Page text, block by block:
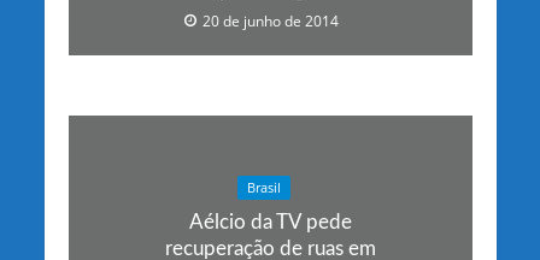
20 de junho de 2014
Brasil
Aélcio da TV pede
recuperação de ruas em